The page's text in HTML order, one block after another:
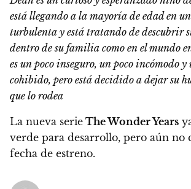
está llegando a la mayoría de edad en
turbulenta y está tratando de descubrir
dentro de su familia como en el mundo
es un poco inseguro, un poco incómodo y
cohibido, pero está decidido a dejar su
que lo rodea
La nueva serie The Wonder Years
verde para desarrollo, pero aún no
fecha de estreno.